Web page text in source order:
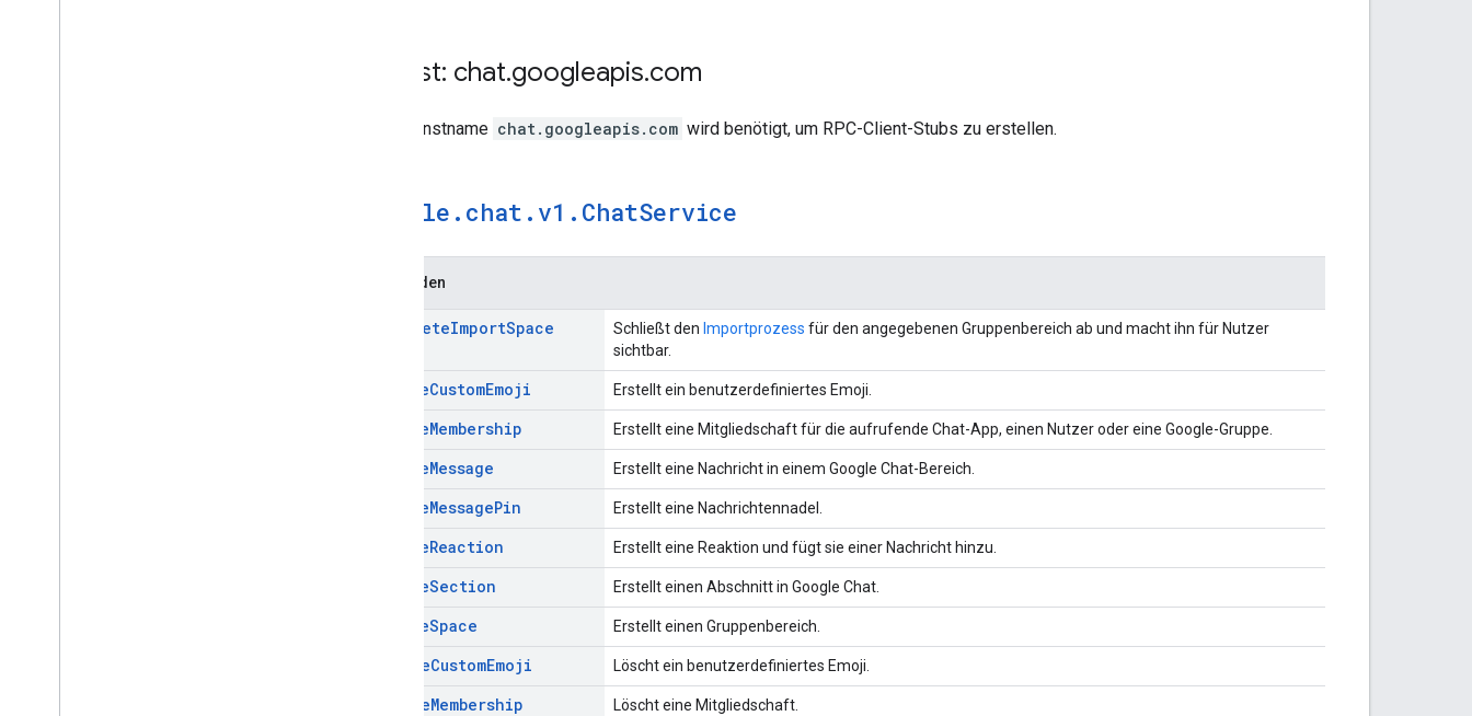
Dienst: chat.googleapis.com
Der Dienstname chat.googleapis.com wird benötigt, um RPC-Client-Stubs zu erstellen.
google . chat . v1 . ChatService
Methoden
CompleteImportSpace Schließt den Importprozess für den angegebenen Gruppenbereich ab und macht ihn für Nutzer
sichtbar.
CreateCustomEmoji Erstellt ein benutzerdefiniertes Emoji.
CreateMembership Erstellt eine Mitgliedschaft für die aufrufende Chat-App, einen Nutzer oder eine Google-Gruppe.
CreateMessage Erstellt eine Nachricht in einem Google Chat-Bereich.
CreateMessagePin Erstellt eine Nachrichtennadel.
CreateReaction Erstellt eine Reaktion und fügt sie einer Nachricht hinzu.
CreateSection Erstellt einen Abschnitt in Google Chat.
CreateSpace Erstellt einen Gruppenbereich.
DeleteCustomEmoji Löscht ein benutzerdefiniertes Emoji.
DeleteMembership Löscht eine Mitgliedschaft.